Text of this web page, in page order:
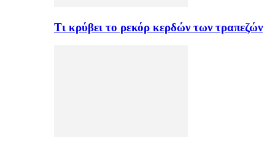
Τι κρύβει το ρεκόρ κερδών των τραπεζών